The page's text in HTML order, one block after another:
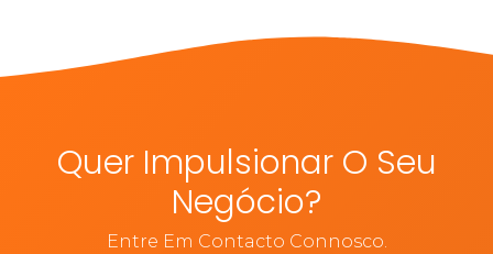
Quer Impulsionar O Seu
Negócio?
Entre Em Contacto Connosco.